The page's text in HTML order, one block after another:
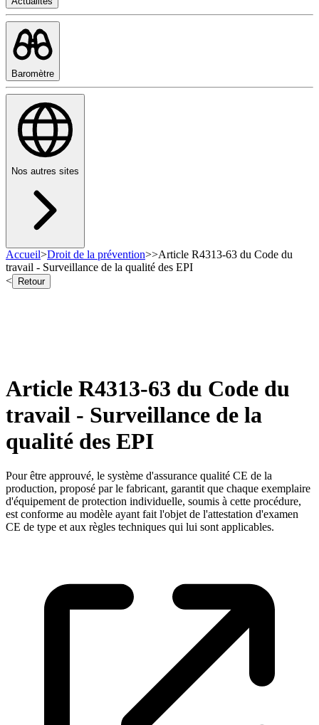
Baromètre
Nos autres sites
Accueil>Droit de la prévention>>Article R4313-63 du Code du
travail - Surveillance de la qualité des EPI
<
Retour
Article R4313-63 du Code du
travail - Surveillance de la
qualité des EPI
Pour être approuvé, le système d'assurance qualité CE de la
production, proposé par le fabricant, garantit que chaque exemplaire
d'équipement de protection individuelle, soumis à cette procédure,
est conforme au modèle ayant fait l'objet de l'attestation d'examen
CE de type et aux règles techniques qui lui sont applicables.